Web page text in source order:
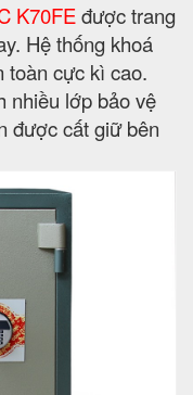
K70FEđược trang
Hệ thống khoá
toàn cực kì cao.
nhiều lớp bảo vệ
được cất giữ bên